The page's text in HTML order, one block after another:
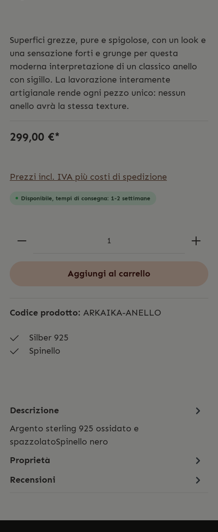
Superfici grezze, pure e spigolose, con un look e
una sensazione forti e grunge per questa
moderna interpretazione di un classico anello
con sigillo. La lavorazione interamente
artigianale rende ogni pezzo unico: nessun
anello avrà la stessa texture.
299,00 €*
Prezzi incl. IVA più costi di spedizione
Disponibile, tempi di consegna: 1-2 settimane
Aggiungi al carrello
Codice prodotto: ARKAIKA-ANELLO
Silber 925
Spinello
Descrizione
Argento sterling 925 ossidato e
spazzolatoSpinello nero
Proprietà
Recensioni